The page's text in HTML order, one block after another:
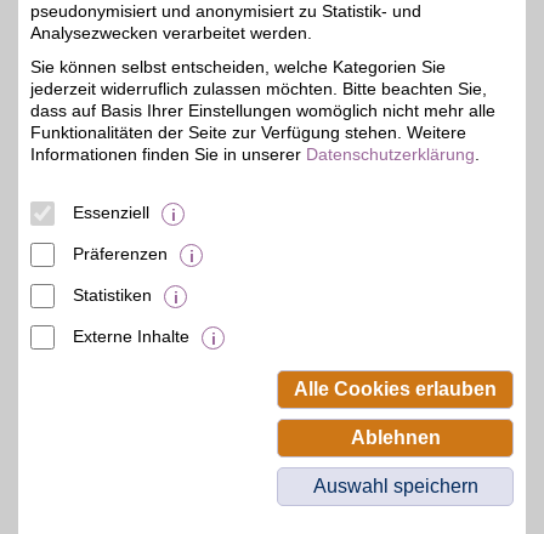
Der Name ist Programm:
Seit über zehn Jahren
Partner online
hochwertige Akkus,
Batterien und Ladegeräte
aller Art von bekannten
Marken-Herstellern an.
Beamten-Selbsthilfewerk GmbH.
pseudonymisiert und anonymisiert zu Statistik- und
Analysezwecken verarbeitet werden.
Sie können selbst entscheiden, welche Kategorien Sie
jederzeit widerruflich zulassen möchten. Bitte beachten Sie,
dass auf Basis Ihrer Einstellungen womöglich nicht mehr alle
Funktionalitäten der Seite zur Verfügung stehen. Weitere
Informationen finden Sie in unserer Datenschutzerklärung
Essenziell
Präferenzen
Statistiken
Externe Inhalte
Alle Cookies erlauben
Ablehnen
Auswahl speichern